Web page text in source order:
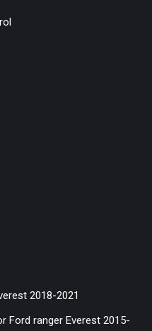
2018-2021
Ford ranger Everest 2015-